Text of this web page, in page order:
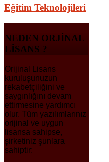
Eğitim Teknolojileri
NEDEN ORJINAL
LISANS ?
Orijinal Lisans
kuruluşunuzun
rekabetçiliğini ve
saygınlığını devam
ettirmesine yardımcı
olur. Tüm yazılımlarınız
orijinal ve uygun
lisansa sahipse,
şirketiniz şunlara
sahiptir: